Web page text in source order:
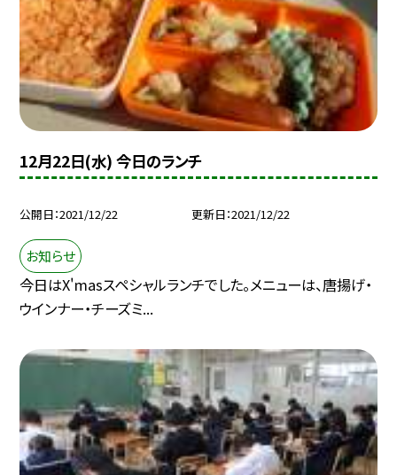
12月22日(水) 今日のランチ
公開日 2021/12/22 更新日 2021/12/22
お知らせ
今日はX'masスペシャルランチでした。メニューは、唐揚げ・
ウインナー・チーズミ...